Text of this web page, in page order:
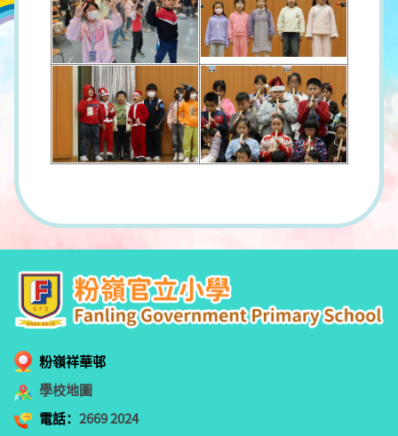
粉嶺祥華邨
學校地圖
電話：2669 2024